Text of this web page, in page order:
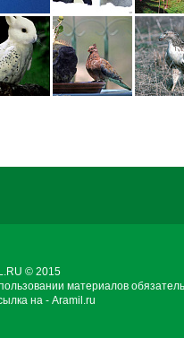
© 2015
материалов
на - Aramil.ru